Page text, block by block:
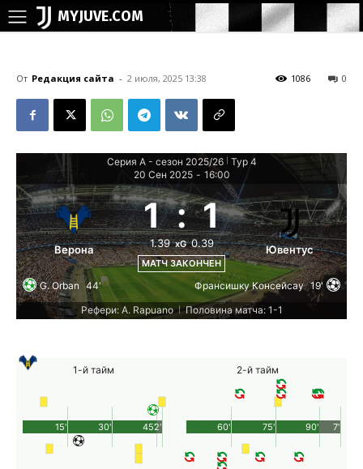
MYJUVE.COM
От Редакция сайта - 2 июля, 2025 13:38 0
1086
Серия А - сезон 2025/26
Тур 4
20 Сен 2025 - 16:00
Верона
1 : 1
1.39 xG 0.39
МАТЧ ЗАКОНЧЕН
Ювентус
G. Orban 44' Франсишку Консейсау 19'
Рефери: A. Rapuano | Половина матча: 1-1
1-й тайм
45'
15' 30' 2'
2-й тайм
90'
60' 75' 7'